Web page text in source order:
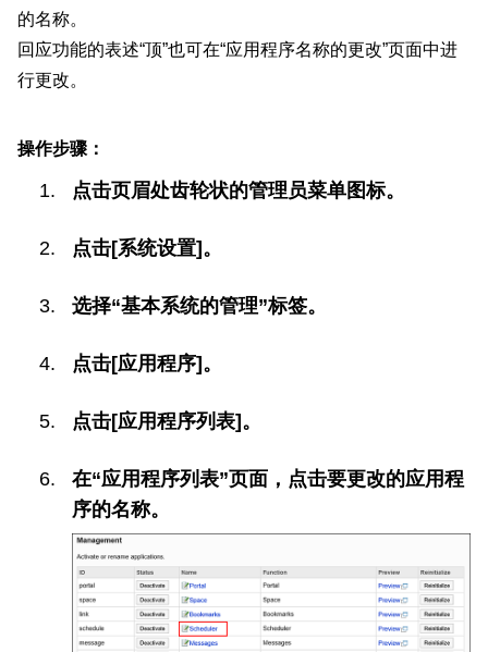
的名称。
回应功能的表述“顶”也可在“应用程序名称的更改”页面中进
行更改。
操作步骤：
点击页眉处齿轮状的管理员菜单图标。
点击[系统设置]。
选择“基本系统的管理”标签。
点击[应用程序]。
点击[应用程序列表]。
在“应用程序列表”页面，点击要更改的应用程
序的名称。